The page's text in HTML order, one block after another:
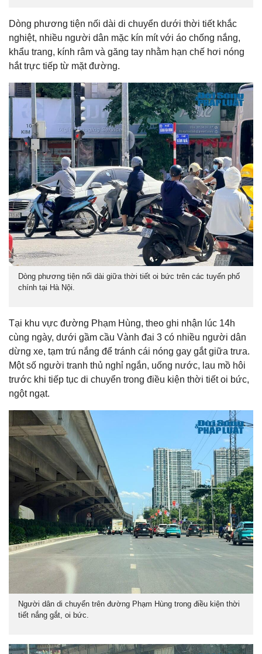
Dòng phương tiện nối dài di chuyển dưới thời tiết khắc
nghiệt, nhiều người dân mặc kín mít với áo chống nắng,
khẩu trang, kính râm và găng tay nhằm hạn chế hơi nóng
hắt trực tiếp từ mặt đường.
Dòng phương tiện nối dài giữa thời tiết oi bức trên các tuyến phố
chính tại Hà Nội.
Tại khu vực đường Phạm Hùng, theo ghi nhận lúc 14h
cùng ngày, dưới gầm cầu Vành đai 3 có nhiều người dân
dừng xe, tạm trú nắng để tránh cái nóng gay gắt giữa trưa.
Một số người tranh thủ nghỉ ngắn, uống nước, lau mồ hôi
trước khi tiếp tục di chuyển trong điều kiện thời tiết oi bức,
ngột ngạt.
Người dân di chuyển trên đường Phạm Hùng trong điều kiện thời
tiết nắng gắt, oi bức.